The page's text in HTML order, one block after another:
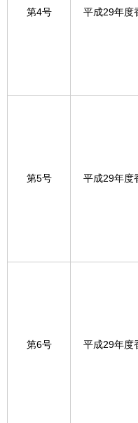
第4号 平成29年度
第5号 平成29年度
第6号 平成29年度